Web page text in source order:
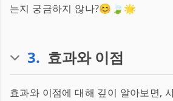
는지 궁금하지 않나?😊🍃🌟
3. 효과와 이점
효과와 이점에 대해 깊이 알아보면,